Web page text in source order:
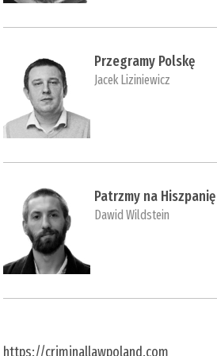
Przegramy Polskę
Jacek Liziniewicz
Patrzmy na Hiszpanię
Dawid Wildstein
https://criminallawpoland.com